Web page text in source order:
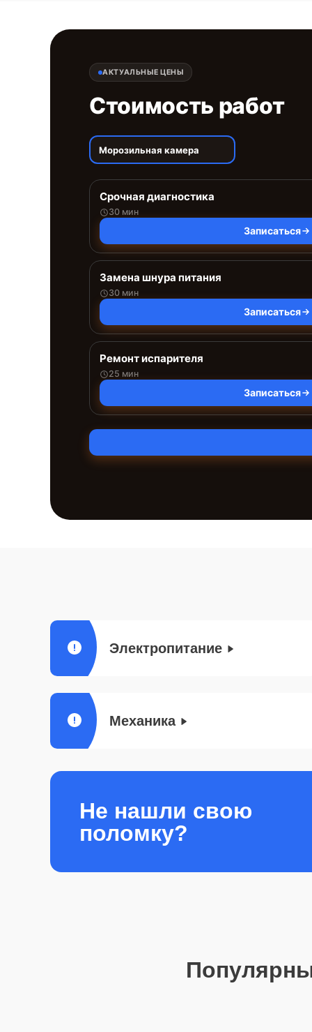
АКТУАЛЬНЫЕ ЦЕНЫ
Стоимость работ
Морозильная камера
Срочная диагностика
30 мин
Записаться
Замена шнура питания
30 мин
Записаться
Ремонт испарителя
25 мин
Записаться
Электропитание
Механика
Не нашли свою
поломку?